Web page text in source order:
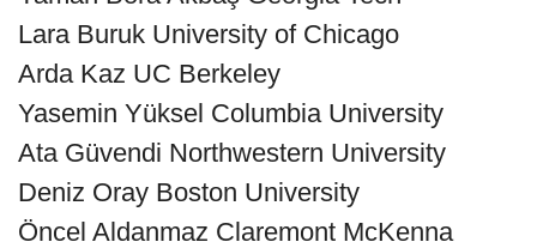
Lara Buruk University of Chicago
Arda Kaz UC Berkeley
Yasemin Yüksel Columbia University
Ata Güvendi Northwestern University
Deniz Oray Boston University
Öncel Aldanmaz Claremont McKenna